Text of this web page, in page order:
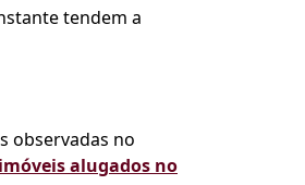
tendem a
observadas no
alugados no